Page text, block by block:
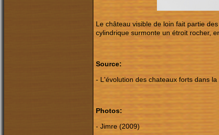
Le château visible de loin fait partie
cylindrique surmonte un étroit rocher,
Source:
- L'évolution des chateaux forts dans
Photos:
- Jimre (2009)